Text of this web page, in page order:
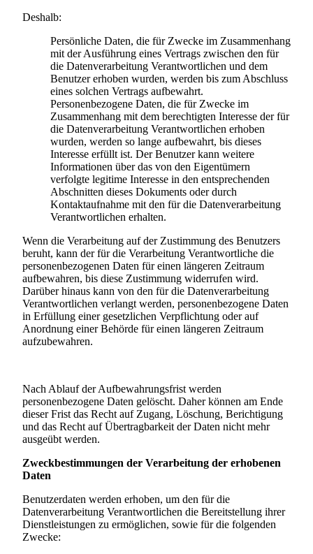
Deshalb:
Persönliche Daten, die für Zwecke im Zusammenhang
mit der Ausführung eines Vertrags zwischen den für
die Datenverarbeitung Verantwortlichen und dem
Benutzer erhoben wurden, werden bis zum Abschluss
eines solchen Vertrags aufbewahrt.
Personenbezogene Daten, die für Zwecke im
Zusammenhang mit dem berechtigten Interesse der für
die Datenverarbeitung Verantwortlichen erhoben
wurden, werden so lange aufbewahrt, bis dieses
Interesse erfüllt ist. Der Benutzer kann weitere
Informationen über das von den Eigentümern
verfolgte legitime Interesse in den entsprechenden
Abschnitten dieses Dokuments oder durch
Kontaktaufnahme mit den für die Datenverarbeitung
Verantwortlichen erhalten.
Wenn die Verarbeitung auf der Zustimmung des Benutzers
beruht, kann der für die Verarbeitung Verantwortliche die
personenbezogenen Daten für einen längeren Zeitraum
aufbewahren, bis diese Zustimmung widerrufen wird.
Darüber hinaus kann von den für die Datenverarbeitung
Verantwortlichen verlangt werden, personenbezogene Daten
in Erfüllung einer gesetzlichen Verpflichtung oder auf
Anordnung einer Behörde für einen längeren Zeitraum
aufzubewahren.
Nach Ablauf der Aufbewahrungsfrist werden
personenbezogene Daten gelöscht. Daher können am Ende
dieser Frist das Recht auf Zugang, Löschung, Berichtigung
und das Recht auf Übertragbarkeit der Daten nicht mehr
ausgeübt werden.
Zweckbestimmungen der Verarbeitung der erhobenen
Daten
Benutzerdaten werden erhoben, um den für die
Datenverarbeitung Verantwortlichen die Bereitstellung ihrer
Dienstleistungen zu ermöglichen, sowie für die folgenden
Zwecke: